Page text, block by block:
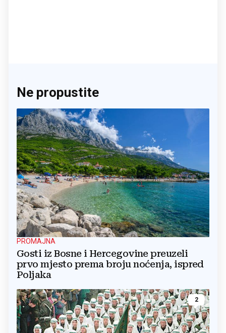
Ne propustite
PROMAJNA
Gosti iz Bosne i Hercegovine preuzeli
prvo mjesto prema broju noćenja, ispred
Poljaka
2